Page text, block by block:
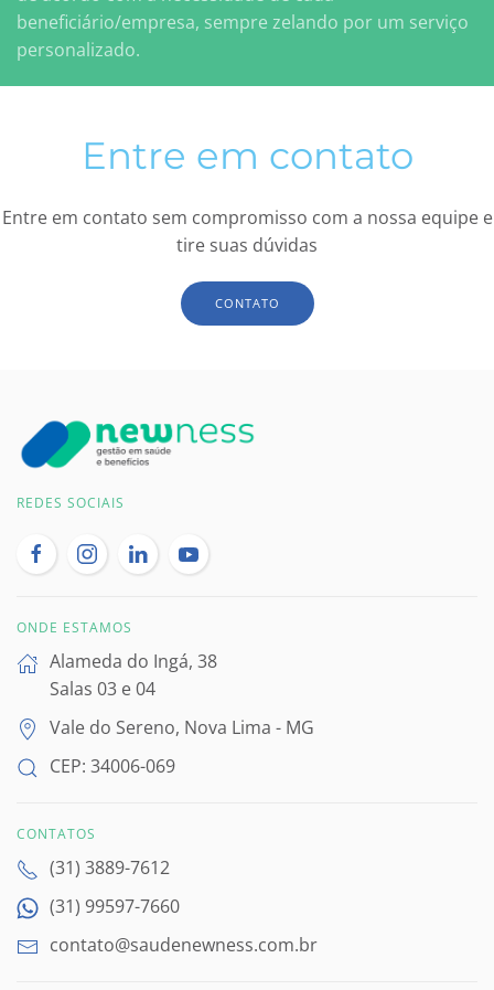
beneficiário/empresa, sempre zelando por um serviço
personalizado.
Entre em contato
Entre em contato sem compromisso com a nossa equipe e
tire suas dúvidas
CONTATO
REDES SOCIAIS
ONDE ESTAMOS
Alameda do Ingá, 38
Salas 03 e 04
Vale do Sereno, Nova Lima - MG
CEP: 34006-069
CONTATOS
(31) 3889-7612
(31) 99597-7660
contato@saudenewness.com.br